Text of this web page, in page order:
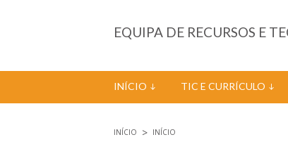
EQUIPA DE RECURSOS E
INÍCIO TIC E CURRÍCULO
INÍCIO INÍCIO